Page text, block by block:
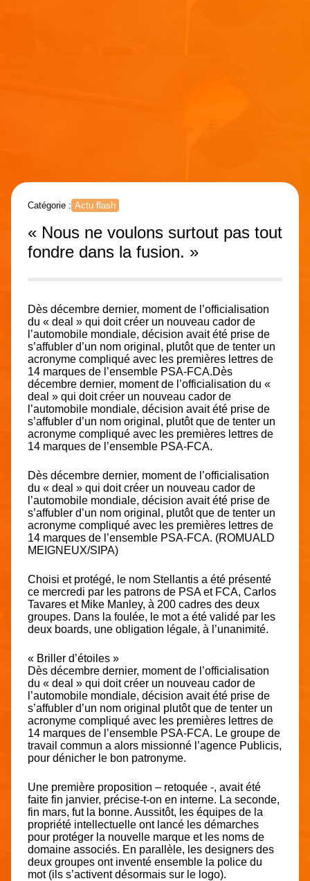
Catégorie : Actu flash
« Nous ne voulons surtout pas tout
fondre dans la fusion. »
Dès décembre dernier, moment de l’officialisation
du « deal » qui doit créer un nouveau cador de
l’automobile mondiale, décision avait été prise de
s’affubler d’un nom original, plutôt que de tenter un
acronyme compliqué avec les premières lettres de
14 marques de l’ensemble PSA-FCA.Dès
décembre dernier, moment de l’officialisation du «
deal » qui doit créer un nouveau cador de
l’automobile mondiale, décision avait été prise de
s’affubler d’un nom original, plutôt que de tenter un
acronyme compliqué avec les premières lettres de
14 marques de l’ensemble PSA-FCA.
Dès décembre dernier, moment de l’officialisation
du « deal » qui doit créer un nouveau cador de
l’automobile mondiale, décision avait été prise de
s’affubler d’un nom original, plutôt que de tenter un
acronyme compliqué avec les premières lettres de
14 marques de l’ensemble PSA-FCA. (ROMUALD
MEIGNEUX/SIPA)
Choisi et protégé, le nom Stellantis a été présenté
ce mercredi par les patrons de PSA et FCA, Carlos
Tavares et Mike Manley, à 200 cadres des deux
groupes. Dans la foulée, le mot a été validé par les
deux boards, une obligation légale, à l’unanimité.
« Briller d’étoiles »
Dès décembre dernier, moment de l’officialisation
du « deal » qui doit créer un nouveau cador de
l’automobile mondiale, décision avait été prise de
s’affubler d’un nom original plutôt que de tenter un
acronyme compliqué avec les premières lettres de
14 marques de l’ensemble PSA-FCA. Le groupe de
travail commun a alors missionné l’agence Publicis,
pour dénicher le bon patronyme.
Une première proposition – retoquée -, avait été
faite fin janvier, précise-t-on en interne. La seconde,
fin mars, fut la bonne. Aussitôt, les équipes de la
propriété intellectuelle ont lancé les démarches
pour protéger la nouvelle marque et les noms de
domaine associés. En parallèle, les designers des
deux groupes ont inventé ensemble la police du
mot (ils s’activent désormais sur le logo).